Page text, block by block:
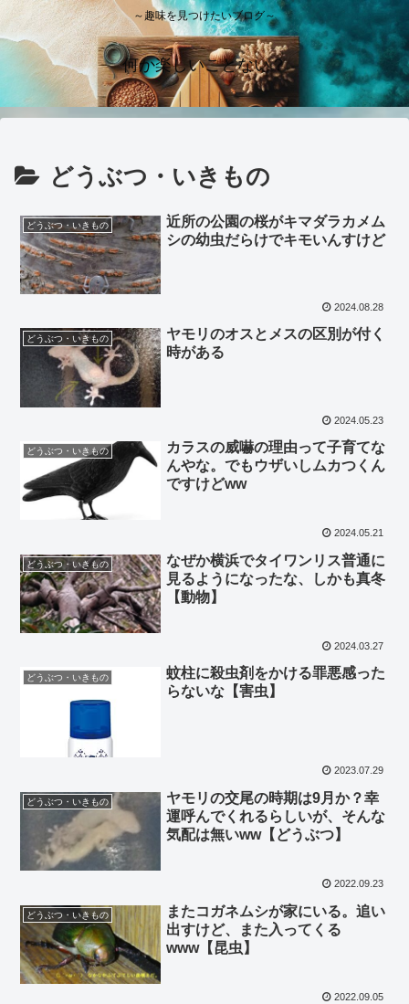
～趣味を見つけたいブログ～
何か楽しいことない？
どうぶつ・いきもの
どうぶつ・いきもの
近所の公園の桜がキマダラカメム
シの幼虫だらけでキモいんすけど
2024.08.28
どうぶつ・いきもの
ヤモリのオスとメスの区別が付く
時がある
2024.05.23
どうぶつ・いきもの
カラスの威嚇の理由って子育てな
んやな。でもウザいしムカつくん
ですけどww
2024.05.21
どうぶつ・いきもの
なぜか横浜でタイワンリス普通に
見るようになったな、しかも真冬
【動物】
2024.03.27
どうぶつ・いきもの
蚊柱に殺虫剤をかける罪悪感った
らないな【害虫】
2023.07.29
どうぶつ・いきもの
ヤモリの交尾の時期は9月か？幸
運呼んでくれるらしいが、そんな
気配は無いww【どうぶつ】
2022.09.23
どうぶつ・いきもの
またコガネムシが家にいる。追い
出すけど、また入ってくる
www【昆虫】
2022.09.05